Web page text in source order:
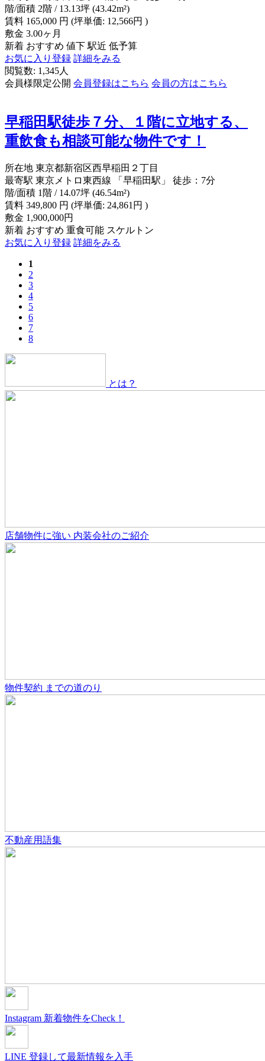
階/面積 2階 / 13.13坪 (43.42m²)
賃料 165,000 円 (坪単価: 12,566円 )
敷金 3.00ヶ月
新着 おすすめ 値下 駅近 低予算
お気に入り登録 詳細をみる
閲覧数: 1,345人
会員様限定公開 会員登録はこちら 会員の方はこちら
早稲田駅徒歩７分、１階に立地する、
重飲食も相談可能な物件です！
所在地 東京都新宿区西早稲田２丁目
最寄駅 東京メトロ東西線 「早稲田駅」 徒歩：7分
階/面積 1階 / 14.07坪 (46.54m²)
賃料 349,800 円 (坪単価: 24,861円 )
敷金 1,900,000円
新着 おすすめ 重食可能 スケルトン
お気に入り登録 詳細をみる
1
2
3
4
5
6
7
8
とは？
店舗物件に強い 内装会社のご紹介
物件契約 までの道のり
不動産用語集
Instagram 新着物件をCheck！
LINE 登録して最新情報を入手